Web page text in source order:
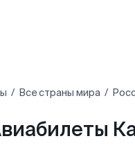
Все страны мира